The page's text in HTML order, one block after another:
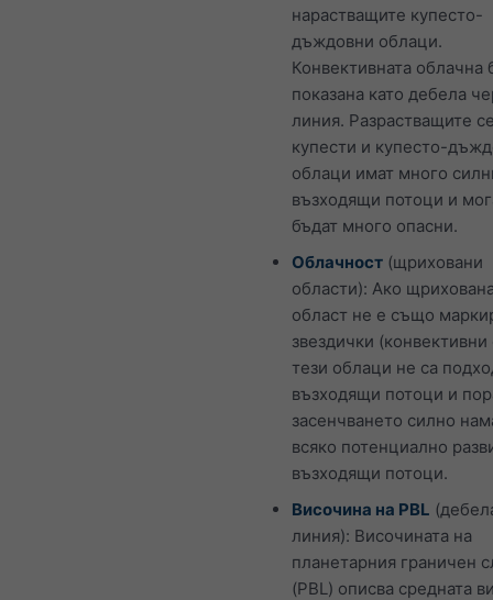
нарастващите купесто-
дъждовни облаци.
Конвективната облачна
показана като дебела
линия. Разрастващите
купести и купесто-
облаци имат много
възходящи потоци и
бъдат много опасни.
Облачност (щриховани
области): Ако
област не е също
звездички
тези облаци не са
възходящи потоци и
засенчването силно
всяко потенциално
възходящи потоци.
Височина на PBL
линия): Височината на
планетарния граничен
(PBL) описва средната